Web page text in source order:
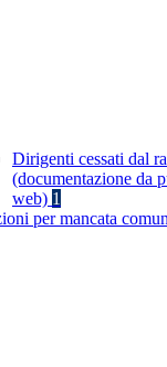
Dirigenti cessati dal
(documentazione da
web) 1
per mancata